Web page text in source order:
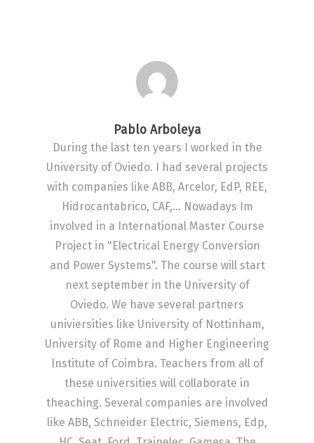
Pablo Arboleya
During the last ten years I worked in the
University of Oviedo. I had several projects
with companies like ABB, Arcelor, EdP, REE,
Hidrocantabrico, CAF,... Nowadays Im
involved in a International Master Course
Project in "Electrical Energy Conversion
and Power Systems". The course will start
next september in the University of
Oviedo. We have several partners
univiersities like University of Nottinham,
University of Rome and Higher Engineering
Institute of Coimbra. Teachers from all of
these universities will collaborate in
theaching. Several companies are involved
like ABB, Schneider Electric, Siemens, Edp,